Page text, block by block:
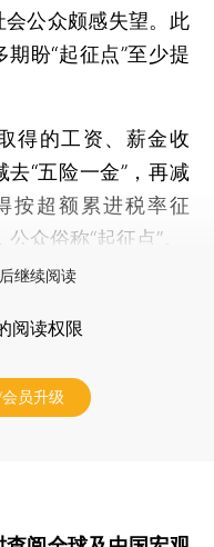
公众颇感失望。此
盼“起征点”至少提
的工资、薪金收
“五险一金”，再减
按超额累进税率征
众俗称“起征点”。
继续阅读
阅读权限
员升级